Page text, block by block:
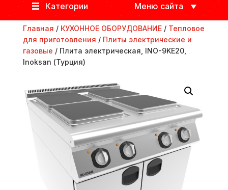
Категории Меню сайта
Главная / КУХОННОЕ ОБОРУДОВАНИЕ/ Тепловое
для приготовления / Плиты электрические и
газовые / Плита электрическая, INO-9KE20,
Inoksan (Турция)